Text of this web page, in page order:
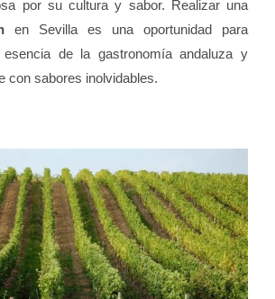
por su cultura y sabor. Realizar una
en Sevilla es una oportunidad para
de la gastronomía andaluza y
con sabores inolvidables.